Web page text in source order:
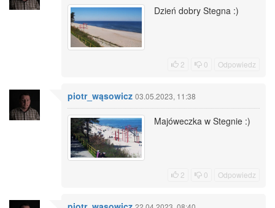
Dzień dobry Stegna :)
2 0 Odpowiedz
piotr_wąsowicz 03.05.2023, 11:38
Majóweczka w Stegnie :)
2 0 Odpowiedz